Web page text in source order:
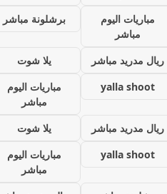
مباريات اليوم
مباشر
برشلونة مباشر
ريال مدريد مباشر
يلا شوت
yalla shoot
مباريات اليوم
مباشر
ريال مدريد مباشر
يلا شوت
yalla shoot
مباريات اليوم
مباشر